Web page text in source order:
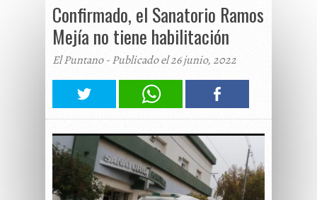
Confirmado, el Sanatorio Ramos
Mejía no tiene habilitación
El Puntano - Publicado el 26 junio, 2022